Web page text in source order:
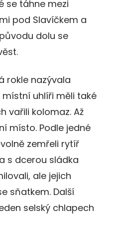
se táhne mezi
pod Slavíčkem a
dolu se
rokle nazývala
uhlíři měli také
vařili kolomaz. Až
místo. Podle jedné
zemřeli rytíř
s dcerou sládka
ale jejich
sňatkem. Další
selský chlapech